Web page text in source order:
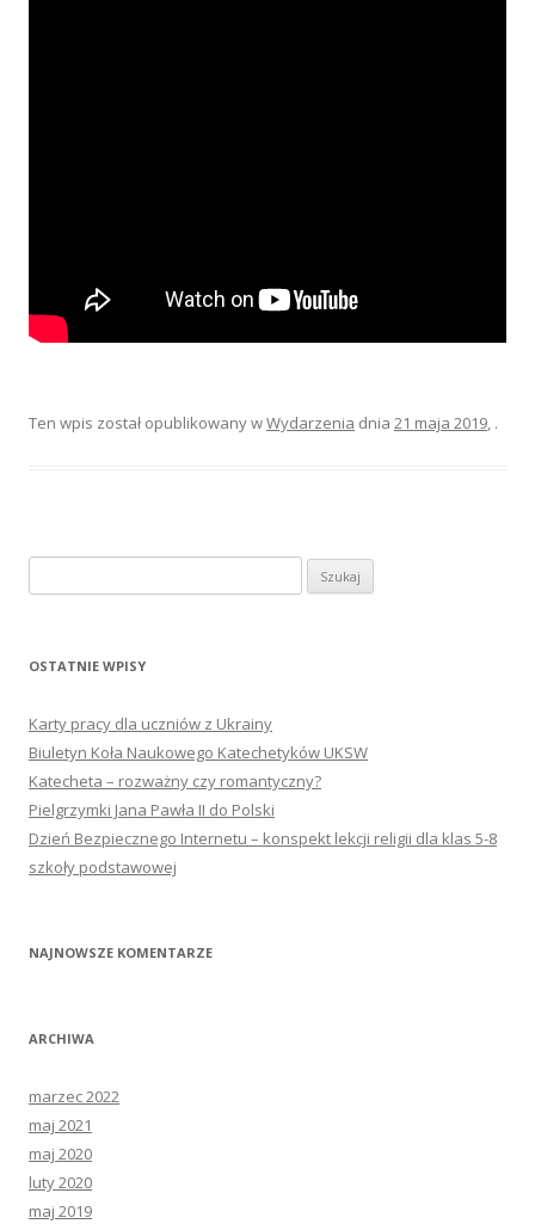
Ten wpis został opublikowany wWydarzenia dnia 21 maja 2019, .
OSTATNIE WPISY
Karty pracy dla uczniów z Ukrainy
Biuletyn Koła Naukowego Katechetyków UKSW
Katecheta – rozważny czy romantyczny?
Pielgrzymki Jana Pawła II do Polski
Dzień Bezpiecznego Internetu – konspekt lekcji religii dla klas 5-8
szkoły podstawowej
NAJNOWSZE KOMENTARZE
ARCHIWA
marzec 2022
maj 2021
maj 2020
luty 2020
maj 2019